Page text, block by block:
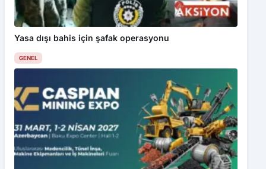
Yasa dışı bahis için şafak operasyonu
GENEL